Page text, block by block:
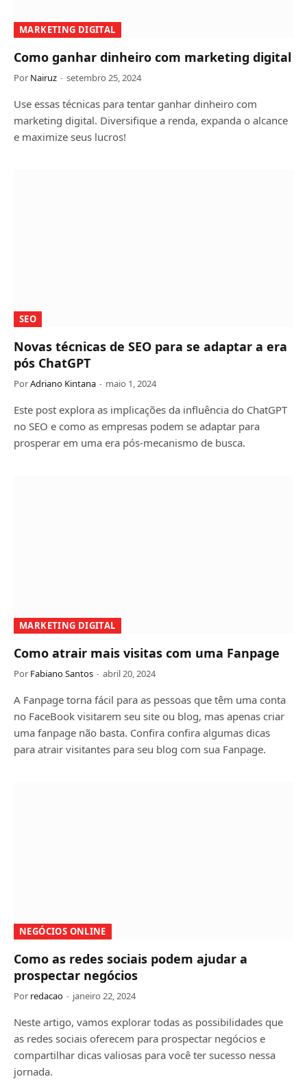
MARKETING DIGITAL
Como ganhar dinheiro com marketing digital
Por Nairuz setembro 25, 2024
Use essas técnicas para tentar ganhar dinheiro com
marketing digital. Diversifique a renda, expanda o alcance
e maximize seus lucros!
SEO
Novas técnicas de SEO para se adaptar a era
pós ChatGPT
PorAdriano Kintana maio 1, 2024
Este post explora as implicações da influência do ChatGPT
no SEO e como as empresas podem se adaptar para
prosperar em uma era pós-mecanismo de busca.
MARKETING DIGITAL
Como atrair mais visitas com uma Fanpage
Por Fabiano Santos abril 20, 2024
A Fanpage torna fácil para as pessoas que têm uma conta
no FaceBook visitarem seu site ou blog, mas apenas criar
uma fanpage não basta. Confira confira algumas dicas
para atrair visitantes para seu blog com sua Fanpage.
NEGÓCIOS ONLINE
Como as redes sociais podem ajudar a
prospectar negócios
Por redacao janeiro 22, 2024
Neste artigo, vamos explorar todas as possibilidades que
as redes sociais oferecem para prospectar negócios e
compartilhar dicas valiosas para você ter sucesso nessa
jornada.